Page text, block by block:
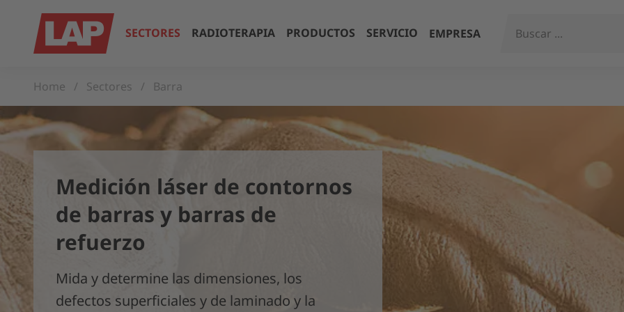
SECTORES RADIOTERAPIA PRODUCTOS SERVICIO EMPRESA
Home Sectores Barra
Medición láser de contornos
de barras y barras de
refuerzo
Mida y determine las dimensiones, los
defectos superficiales y de laminado y la